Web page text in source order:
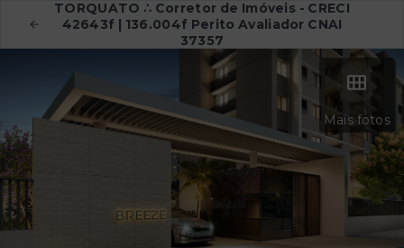
TORQUATO ∴ Corretor de Imóveis - CRECI
42643f | 136.004f Perito Avaliador CNAI
37357
Mais fotos